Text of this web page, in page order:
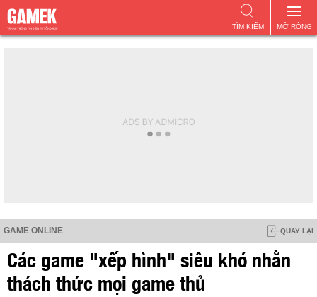
MỞ RỘNG
TÌM KIẾM
GAME ONLINE QUAY LẠI
Các game "xếp hình" siêu khó nhằn
thách thức mọi game thủ